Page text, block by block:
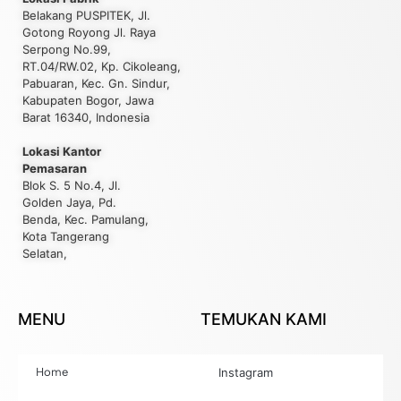
Belakang PUSPITEK, Jl.
Gotong Royong Jl. Raya
Serpong No.99,
RT.04/RW.02, Kp. Cikoleang,
Pabuaran, Kec. Gn. Sindur,
Kabupaten Bogor, Jawa
Barat 16340, Indonesia
Lokasi Kantor
Pemasaran
Blok S. 5 No.4, Jl.
Golden Jaya, Pd.
Benda, Kec. Pamulang,
Kota Tangerang
Selatan,
MENU
Home
TEMUKAN KAMI
Instagram